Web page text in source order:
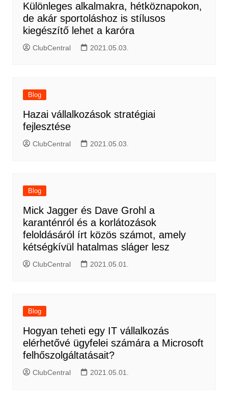
Különleges alkalmakra, hétköznapokon,
de akár sportoláshoz is stílusos
kiegészítő lehet a karóra
ClubCentral 2021.05.03.
Blog
Hazai vállalkozások stratégiai
fejlesztése
ClubCentral 2021.05.03.
Blog
Mick Jagger és Dave Grohl a
karanténról és a korlátozások
feloldásáról írt közös számot, amely
kétségkívül hatalmas sláger lesz
ClubCentral 2021.05.01.
Blog
Hogyan teheti egy IT vállalkozás
elérhetővé ügyfelei számára a Microsoft
felhőszolgáltatásait?
ClubCentral 2021.05.01.